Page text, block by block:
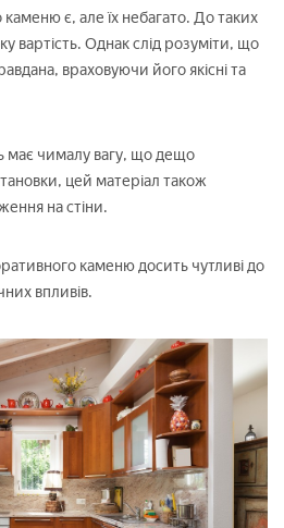
є, але їх небагато. До таких
вартість. Однак слід розуміти, що
враховуючи його якісні та
має чималу вагу, що дещо
цей матеріал також
на стіни.
каменю досить чутливі до
впливів.